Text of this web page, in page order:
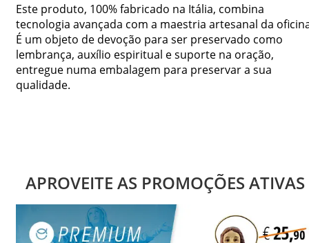
Este produto, 100% fabricado na Itália, combina
tecnologia avançada com a maestria artesanal da
É um objeto de devoção para ser preservado como
lembrança, auxílio espiritual e suporte na oração,
entregue numa embalagem para preservar a sua
qualidade.
APROVEITE AS PROMOÇÕES ATIVAS